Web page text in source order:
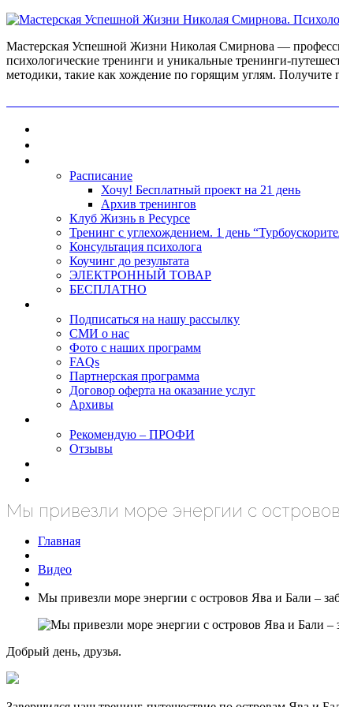
Мастерская Успешной Жизни Николая Смирнова —
психологические тренинги и уникальные тренинги-
методики, такие как хождение по горящим углям.
Расписание
Хочу! Бесплатный проект на 21 день
Архив тренингов
Клуб Жизнь в Ресурсе
Тренинг с углехождением. 1 день
Консультация психолога
Коучинг до результата
ЭЛЕКТРОННЫЙ ТОВАР
БЕСПЛАТНО
Подписаться на нашу рассылку
СМИ о нас
Фото с наших программ
FAQs
Партнерская программа
Договор оферта на оказание услуг
Архивы
Рекомендую – ПРОФИ
Отзывы
Мы привезли море энергии с
Главная
Видео
Мы привезли море энергии с островов Ява и Бали –
Добрый день, друзья.